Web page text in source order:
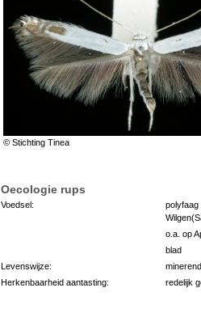
© Stichting Tinea
Oecologie rups
Voedsel:
polyfaag
o.a. op
blad
Levenswijze:
minerend
Herkenbaarheid aantasting:
redelijk